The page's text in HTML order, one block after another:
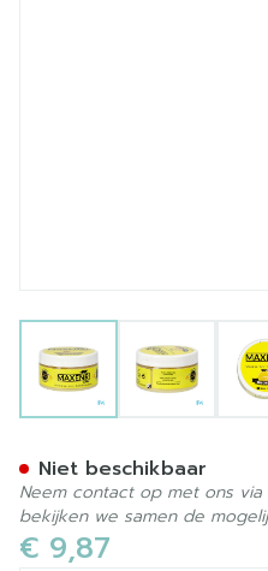
View
€ 9,87
Niet beschikbaar
Neem contact op met ons
bekijken we samen de